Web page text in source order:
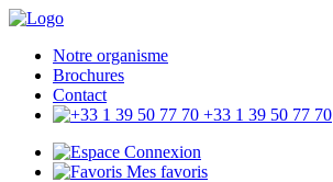
Notre organisme
Brochures
Contact
+33 1 39 50 77 70
Connexion
Mes favoris